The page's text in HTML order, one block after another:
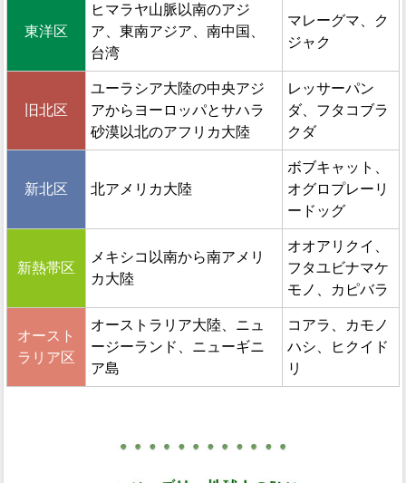
東洋区
ヒマラヤ山脈以南のアジ
ア、東南アジア、南中国、
台湾
マレーグマ、ク
ジャク
旧北区
ユーラシア大陸の中央アジ
アからヨーロッパとサハラ
砂漠以北のアフリカ大陸
レッサーパン
ダ、フタコブラ
クダ
新北区 北アメリカ大陸
ボブキャット、
オグロプレーリ
ードッグ
新熱帯区
メキシコ以南から南アメリ
カ大陸
オオアリクイ、
フタユビナマケ
モノ、カピバラ
オースト
ラリア区
オーストラリア大陸、ニュ
ージーランド、ニューギニ
ア島
コアラ、カモノ
ハシ、ヒクイド
リ